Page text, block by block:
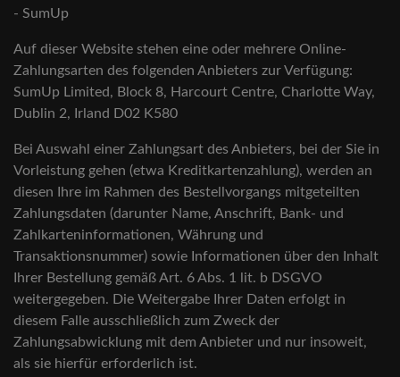
- SumUp
Auf dieser Website stehen eine oder mehrere Online-
Zahlungsarten des folgenden Anbieters zur Verfügung:
SumUp Limited, Block 8, Harcourt Centre, Charlotte Way,
Dublin 2, Irland D02 K580
Bei Auswahl einer Zahlungsart des Anbieters, bei der Sie in
Vorleistung gehen (etwa Kreditkartenzahlung), werden an
diesen Ihre im Rahmen des Bestellvorgangs mitgeteilten
Zahlungsdaten (darunter Name, Anschrift, Bank- und
Zahlkarteninformationen, Währung und
Transaktionsnummer) sowie Informationen über den Inhalt
Ihrer Bestellung gemäß Art. 6 Abs. 1 lit. b DSGVO
weitergegeben. Die Weitergabe Ihrer Daten erfolgt in
diesem Falle ausschließlich zum Zweck der
Zahlungsabwicklung mit dem Anbieter und nur insoweit,
als sie hierfür erforderlich ist.